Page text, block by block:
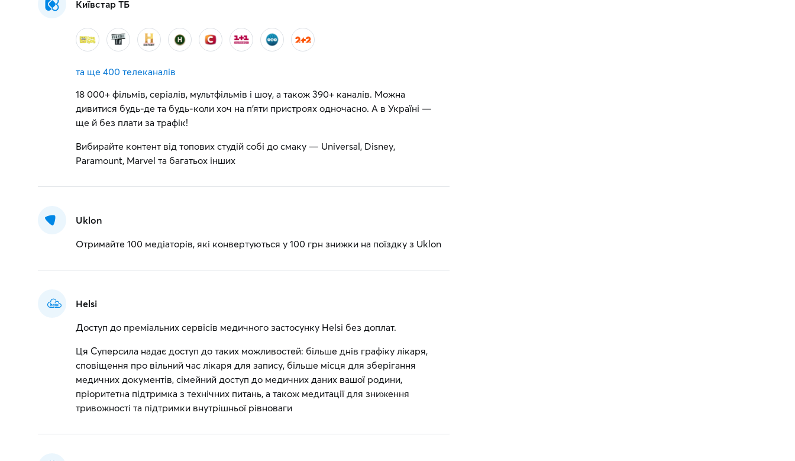
Київстар ТБ
та ще
400 телеканалів
18 000+ фільмів, серіалів, мультфільмів і шоу, а також 390+ каналів. Можна
дивитися будь-де та будь-коли хоч на п'яти пристроях одночасно. А в Україні —
ще й без плати за трафік!
Вибирайте контент від топових студій собі до смаку — Universal, Disney,
Paramount, Marvel та багатьох інших
Uklon
Отримайте 100 медіаторів, які конвертуються у 100 грн знижки на поїздку з Uklon
Helsi
Доступ до преміальних сервісів медичного застосунку Helsi без доплат.
Ця Суперсила надає доступ до таких можливостей: більше днів графіку лікаря,
сповіщення про вільний час лікаря для запису, більше місця для зберігання
медичних документів, сімейний доступ до медичних даних вашої родини,
пріоритетна підтримка з технічних питань, а також медитації для зниження
тривожності та підтримки внутрішньої рівноваги